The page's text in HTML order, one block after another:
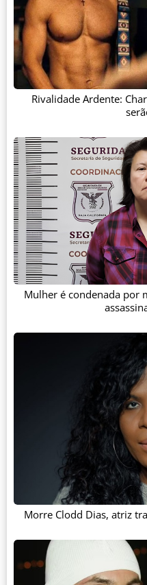
Rivalidade Ardente:
Mulher é condenada por
Morre Clodd Dias, atriz